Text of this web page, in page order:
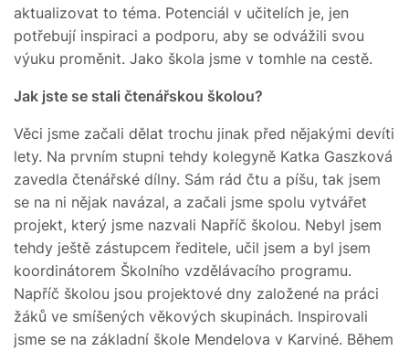
aktualizovat to téma. Potenciál v učitelích je, jen
potřebují inspiraci a podporu, aby se odvážili svou
výuku proměnit. Jako škola jsme v tomhle na cestě.
Jak jste se stali čtenářskou školou?
Věci jsme začali dělat trochu jinak před nějakými devíti
lety. Na prvním stupni tehdy kolegyně Katka Gaszková
zavedla čtenářské dílny. Sám rád čtu a píšu, tak jsem
se na ni nějak navázal, a začali jsme spolu vytvářet
projekt, který jsme nazvali Napříč školou. Nebyl jsem
tehdy ještě zástupcem ředitele, učil jsem a byl jsem
koordinátorem Školního vzdělávacího programu.
Napříč školou jsou projektové dny založené na práci
žáků ve smíšených věkových skupinách. Inspirovali
jsme se na základní škole Mendelova v Karviné. Během